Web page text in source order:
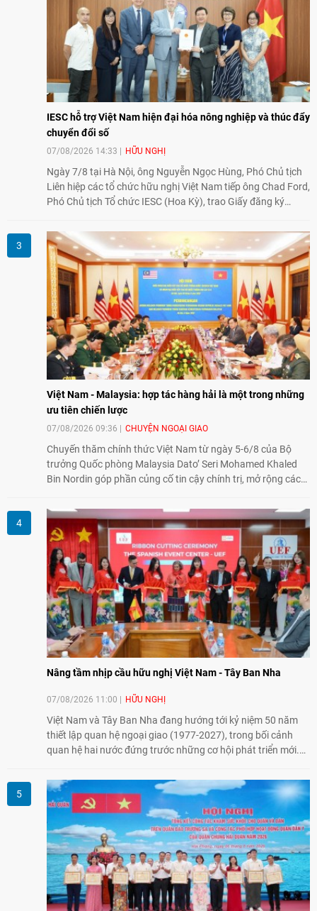
IESC hỗ trợ Việt Nam hiện đại hóa nông nghiệp và thúc đẩy
chuyển đổi số
07/08/2026 14:33 HỮU NGHỊ
Ngày 7/8 tại Hà Nội, ông Nguyễn Ngọc Hùng, Phó Chủ tịch
Liên hiệp các tổ chức hữu nghị Việt Nam tiếp ông Chad Ford,
Phó Chủ tịch Tổ chức IESC (Hoa Kỳ), trao Giấy đăng ký
đổi về định hướng triển khai Dự án "Mở rộng Thương mại
Nông nghiệp và An toàn thực phẩm Hoa Kỳ - Việt Nam",
hướng tới thúc đẩy chuyển đổi số, hiện đại hóa nông nghiệp
và mở rộng hợp tác phát triển giữa hai nước.
Việt Nam - Malaysia: hợp tác hàng hải là một trong những
ưu tiên chiến lược
07/08/2026 09:36 CHUYỆN NGOẠI GIAO
Chuyến thăm chính thức Việt Nam từ ngày 5-6/8 của Bộ
trưởng Quốc phòng Malaysia Dato’ Seri Mohamed Khaled
Bin Nordin góp phần củng cố tin cậy chính trị, mở rộng các
Malaysia theo hướng ngày càng thực chất.
Nâng tầm nhịp cầu hữu nghị Việt Nam - Tây Ban Nha
07/08/2026 11:00 HỮU NGHỊ
Việt Nam và Tây Ban Nha đang hướng tới kỷ niệm 50 năm
thiết lập quan hệ ngoại giao (1977-2027), trong bối cảnh
quan hệ hai nước đứng trước những cơ hội phát triển mới.
nhân dân có vai trò quan trọng trong việc củng cố nền tảng
xã hội, tăng cường hiểu biết, tin cậy và gắn bó giữa nhân
dân hai nước.